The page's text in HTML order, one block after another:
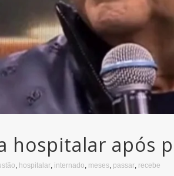
hospitalar após
, hospitalar, internado, meses, passar, recebe